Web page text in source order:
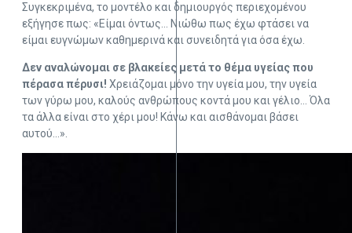
Συγκεκριμένα, το μοντέλο και δημιουργός περιεχομένου
εξήγησε πως: «Είμαι όντως… Νιώθω πως έχω φτάσει να
είμαι ευγνώμων καθημερινά και συνειδητά για όσα έχω.
Δεν αναλώνομαι σε βλακείες μετά το θέμα υγείας που
πέρασα πέρυσι! Χρειάζομαι μόνο την υγεία μου, την υγεία
των γύρω μου, καλούς ανθρώπους κοντά μου και γέλιο… Όλα
τα άλλα είναι στο χέρι μου! Κάνω και αισθάνομαι βάσει
αυτού…».